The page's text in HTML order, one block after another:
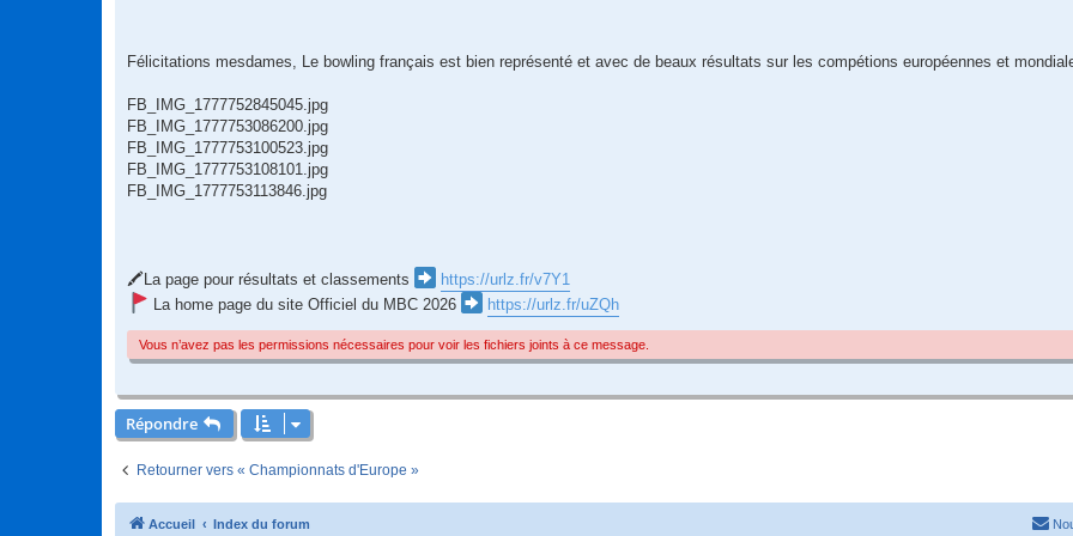
Félicitations mesdames, Le bowling français est bien représenté et avec de beaux résultats sur les compétions européennes et
FB_IMG_1777752845045.jpg
FB_IMG_1777753086200.jpg
FB_IMG_1777753100523.jpg
FB_IMG_1777753108101.jpg
FB_IMG_1777753113846.jpg
🖍La page pour résultats et classements
https://urlz.fr/v7Y1
La home page du site Officiel du MBC 2026
https://urlz.fr/uZQh
Vous n’avez pas les permissions nécessaires pour voir les fichiers joints à ce message.
Répondre
Retourner vers « Championnats d'Europe »
Accueil Index du forum